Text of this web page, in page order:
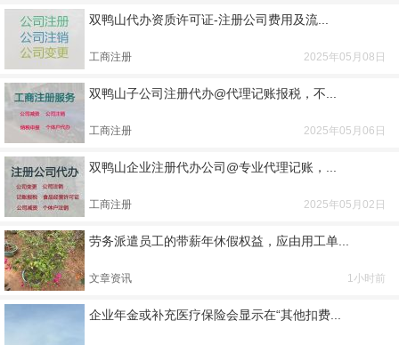
双鸭山代办资质许可证-注册公司费用及流...
工商注册 2025年05月08日
双鸭山子公司注册代办@代理记账报税，不...
工商注册 2025年05月06日
双鸭山企业注册代办公司@专业代理记账，...
工商注册 2025年05月02日
劳务派遣员工的带薪年休假权益，应由用工单...
文章资讯 1小时前
企业年金或补充医疗保险会显示在“其他扣费...